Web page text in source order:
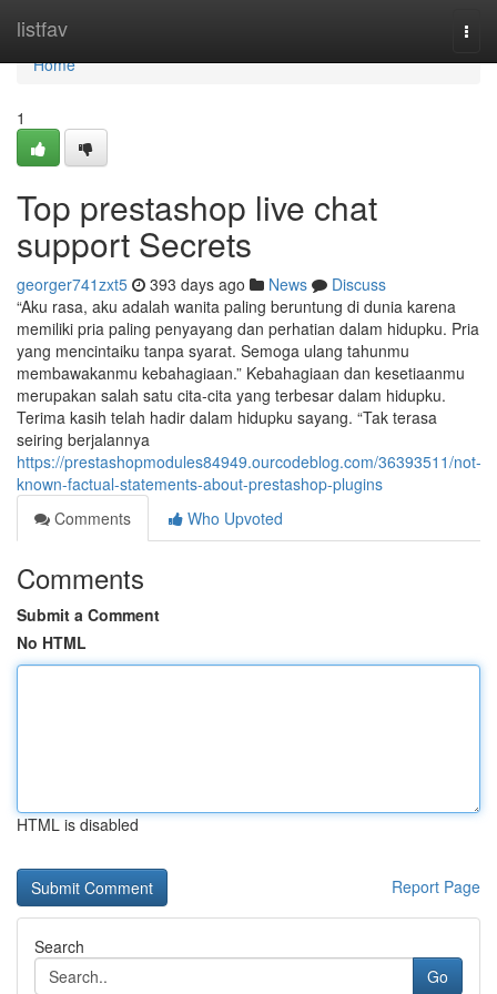
listfav
Home
Home
1
Top prestashop live chat
support Secrets
georger741zxt5 393 days ago News
Discuss
“Aku rasa, aku adalah wanita paling beruntung di dunia karena
memiliki pria paling penyayang dan perhatian dalam hidupku. Pria
yang mencintaiku tanpa syarat. Semoga ulang tahunmu
membawakanmu kebahagiaan.” Kebahagiaan dan kesetiaanmu
merupakan salah satu cita-cita yang terbesar dalam hidupku.
Terima kasih telah hadir dalam hidupku sayang. “Tak terasa
seiring berjalannya
https://prestashopmodules84949.ourcodeblog.com/36393511/not-
known-factual-statements-about-prestashop-plugins
Comments
Who Upvoted
Comments
Submit a Comment
No HTML
HTML is disabled
Report Page
Search
Go